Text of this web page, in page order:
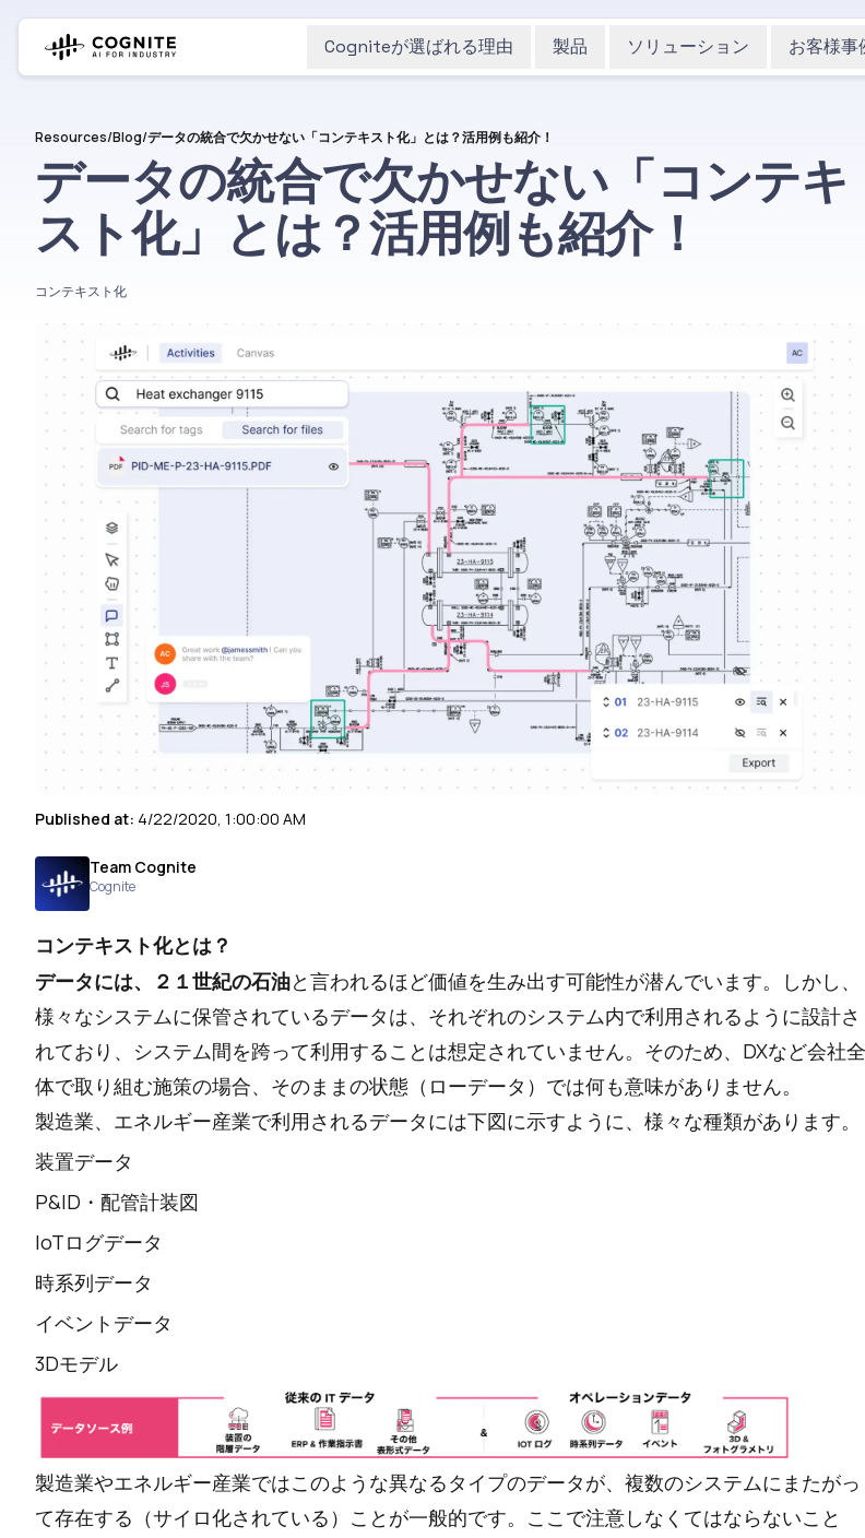
Cogniteが選ばれる理由 製品 ソリューション お客様事
Resources/Blog/データの統合で欠かせない「コンテキスト化」とは？活用例も紹介！
データの統合で欠かせない「コンテキ
スト化」とは？活用例も紹介！
コンテキスト化
Published at: 4/22/2020, 1:00:00 AM
Team Cognite
Cognite
コンテキスト化とは？
データには、２１世紀の石油と言われるほど価値を生み出す可能性が潜んでいます。しかし、
様々なシステムに保管されているデータは、それぞれのシステム内で利用されるように設計さ
れており、システム間を跨って利用することは想定されていません。そのため、DXなど会社全
体で取り組む施策の場合、そのままの状態（ローデータ）では何も意味がありません。
製造業、エネルギー産業で利用されるデータには下図に示すように、様々な種類があります。
装置データ
P&ID・配管計装図
IoTログデータ
時系列データ
イベントデータ
3Dモデル
製造業やエネルギー産業ではこのような異なるタイプのデータが、複数のシステムにまたがっ
て存在する（サイロ化されている）ことが一般的です。ここで注意しなくてはならないこと